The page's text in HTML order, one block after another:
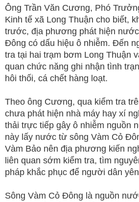
Ông Trần Văn Cương, Phó
Kinh tế xã Long Thuận cho biết,
trước, địa phương phát hiện
Đông có dấu hiệu ô nhiễm. Đến
tra tại hai trạm bơm Long Thuận
quan chức năng ghi nhận tình
hôi thối, cá chết hàng loạt.
Theo ông Cương, qua kiểm tra
chưa phát hiện nhà máy hay xí
thải trực tiếp gây ô nhiễm nguồn
này lấy nước từ sông Vàm Cỏ
Vàm Bảo nên địa phương kiến
liên quan sớm kiểm tra, tìm
pháp khắc phục để người dân
Sông Vàm Cỏ Đông là nguồn